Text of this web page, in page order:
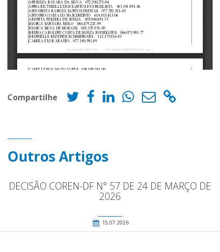
Compartilhe
Outros Artigos
DECISÃO COREN-DF N° 57 DE 24 DE MARÇO DE
2026
15.07.2026